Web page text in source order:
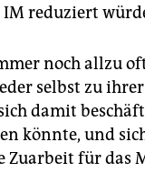
IM reduziert
noch allzu
selbst zu
damit
könnte, und
Zuarbeit für das